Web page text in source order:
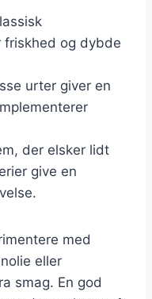
og dybde
urter giver en
der elsker lidt
give en
med
eller
smag. En god